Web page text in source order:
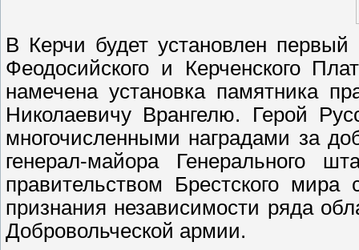
В Керчи будет установлен
Феодосийского и Керченского
намечена установка памятника
Николаевичу Врангелю. Герой
многочисленными наградами за
генерал-майора Генерального
правительством Брестского
признания независимости ряда
Добровольческой армии.